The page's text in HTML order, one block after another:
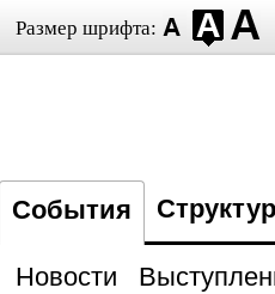
Размер шрифта:
События
Новости